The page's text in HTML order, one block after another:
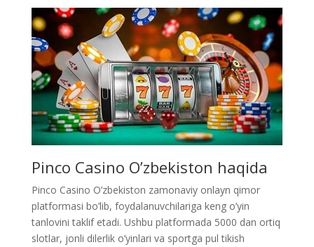
Pinco Casino O’zbekiston haqida
Pinco Casino O’zbekiston zamonaviy onlayn qimor
platformasi bo’lib, foydalanuvchilariga keng o’yin
tanlovini taklif etadi. Ushbu platformada 5000 dan ortiq
slotlar, jonli dilerlik o’yinlari va sportga pul tikish